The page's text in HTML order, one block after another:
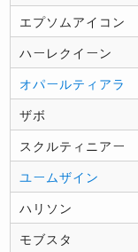
エプソムアイコン
ハーレクイーン
オパールティアラ
ザボ
スクルティニアー
ユームザイン
ハリソン
モブスタ